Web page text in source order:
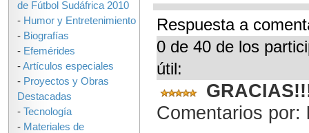
Respuesta a
0 de 40 de los
útil:
Comentarios por:
de Fútbol Sudáfrica 2010
- Humor y Entretenimiento
- Biografías
- Efemérides
-Artículos especiales
- Proyectos y Obras
Destacadas
- Tecnología
- Materiales de